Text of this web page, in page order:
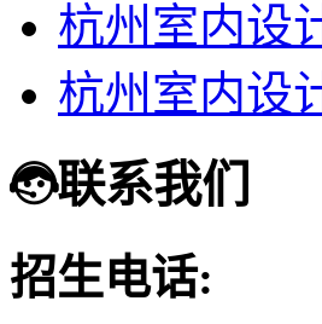
杭州室内设
杭州室内设
联系我们
招生电话: